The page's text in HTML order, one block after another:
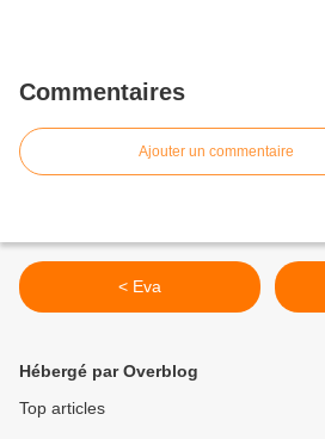
Commentaires
Ajouter un commentaire
< Eva
Hébergé par Overblog
Top articles